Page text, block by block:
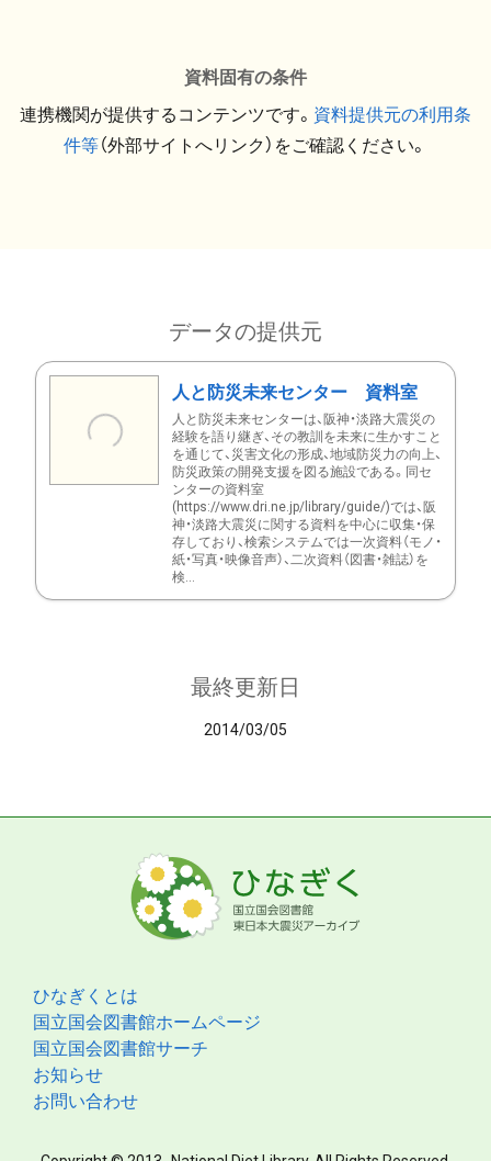
資料固有の条件
連携機関が提供するコンテンツです。 資料提供元の利用条
件等（外部サイトへリンク）をご確認ください。
データの提供元
人と防災未来センター 資料室
人と防災未来センターは、阪神・淡路大震災の
経験を語り継ぎ、その教訓を未来に生かすこと
を通じて、災害文化の形成、地域防災力の向上、
防災政策の開発支援を図る施設である。同セ
ンターの資料室
(https://www.dri.ne.jp/library/guide/)では、阪
神・淡路大震災に関する資料を中心に収集・保
存しており、検索システムでは一次資料（モノ・
紙・写真・映像音声）、二次資料（図書・雑誌）を
検...
最終更新日
2014/03/05
ひなぎくとは
国立国会図書館ホームページ
国立国会図書館サーチ
お知らせ
お問い合わせ